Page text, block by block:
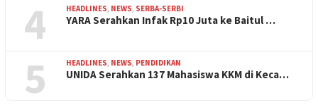
4 HEADLINES NEWS SERBA-SERBI
YARA Serahkan Infak Rp10 Juta ke Baitul …
5 HEADLINES NEWS PENDIDIKAN
UNIDA Serahkan 137 Mahasiswa KKM di Keca…